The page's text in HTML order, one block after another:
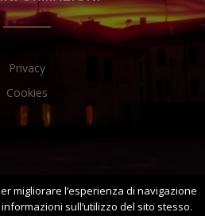
Privacy
Cookies
migliorare l’esperienza di navigazione
sull’utilizzo del sito stesso.